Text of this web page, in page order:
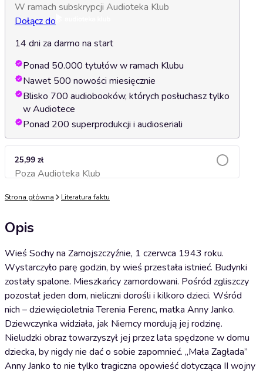
W ramach subskrypcji Audioteka Klub
Dołącz do
14 dni za darmo na start
Ponad 50.000 tytułów w ramach Klubu
Nawet 500 nowości miesięcznie
Blisko 700 audiobooków, których posłuchasz tylko
w Audiotece
Ponad 200 superprodukcji i audioseriali
25,99 zł
Poza Audioteka KlubDodaj do koszyka
Strona główna Literatura faktu
Opis
Wieś Sochy na Zamojszczyźnie, 1 czerwca 1943 roku.
Wystarczyło parę godzin, by wieś przestała istnieć. Budynki
zostały spalone. Mieszkańcy zamordowani. Pośród zgliszczy
pozostał jeden dom, nieliczni dorośli i kilkoro dzieci. Wśród
nich – dziewięcioletnia Terenia Ferenc, matka Anny Janko.
Dziewczynka widziała, jak Niemcy mordują jej rodzinę.
Nieludzki obraz towarzyszył jej przez lata spędzone w domu
dziecka, by nigdy nie dać o sobie zapomnieć. „Mała Zagłada”
Anny Janko to nie tylko tragiczna opowieść dotycząca II wojny